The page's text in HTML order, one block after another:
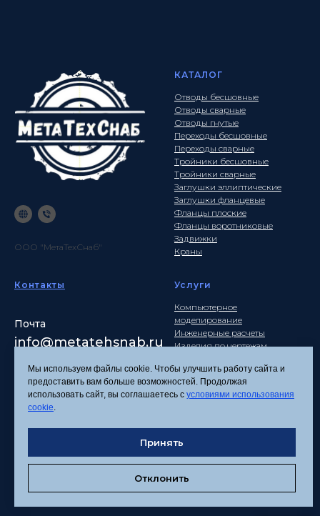
ООО "МетаТехСнаб"
КАТАЛОГ
Отводы бесшовные
Отводы сварные
Отводы гнутые
Переходы бесшовные
Переходы сварные
Тройники бесшовные
Тройники сварные
Заглушки эллиптические
Заглушки фланцевые
Фланцы плоские
Фланцы воротниковые
Задвижки
Краны
Контакты
Почта
info@metatehsnab.ru
Услуги
Компьютерное
моделирование
Инженерные расчеты
Изделия по чертежам
Политика
Согласие на обработку
персональных данных
Соглашение об
Мы используем файлы cookie. Чтобы улучшить работу сайта и
предоставить вам больше возможностей. Продолжая
использовать сайт, вы соглашаетесь с условиями использования
cookie.
Принять
Отклонить